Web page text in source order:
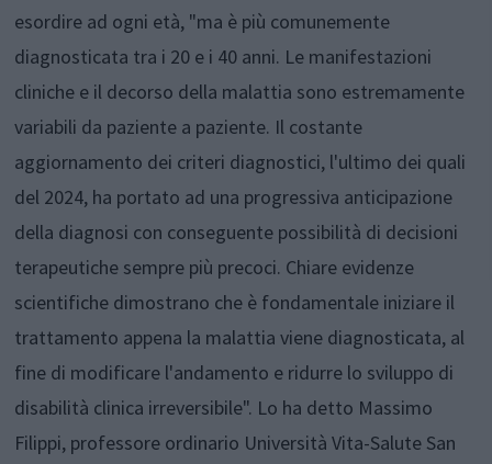
esordire ad ogni età, "ma è più comunemente
diagnosticata tra i 20 e i 40 anni. Le manifestazioni
cliniche e il decorso della malattia sono estremamente
variabili da paziente a paziente. Il costante
aggiornamento dei criteri diagnostici, l'ultimo dei quali
del 2024, ha portato ad una progressiva anticipazione
della diagnosi con conseguente possibilità di decisioni
terapeutiche sempre più precoci. Chiare evidenze
scientifiche dimostrano che è fondamentale iniziare il
trattamento appena la malattia viene diagnosticata, al
fine di modificare l'andamento e ridurre lo sviluppo di
disabilità clinica irreversibile". Lo ha detto Massimo
Filippi, professore ordinario Università Vita-Salute San